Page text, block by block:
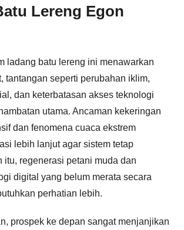
Lereng Egon
ladang batu lereng ini menawarkan
tantangan seperti perubahan iklim,
dan keterbatasan akses teknologi
utama. Ancaman kekeringan
dan fenomena cuaca ekstrem
lebih lanjut agar sistem tetap
itu, regenerasi petani muda dan
digital yang belum merata secara
perhatian lebih.
prospek ke depan sangat menjanjikan